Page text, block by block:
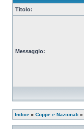
Titolo:
Messaggio:
Indice » Coppe e Nazionali »